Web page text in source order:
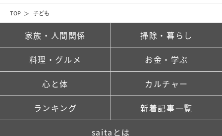
TOP 子ども
家族・人間関係 掃除・暮らし
料理・グルメ お金・学ぶ
心と体 カルチャー
ランキング 新着記事一覧
saitaとは